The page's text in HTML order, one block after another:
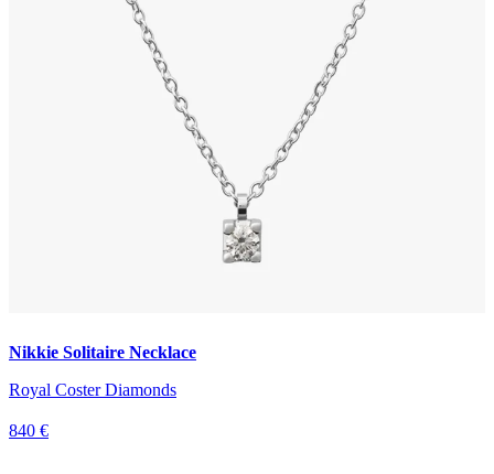
Nikkie Solitaire Necklace
Royal Coster Diamonds
840 €